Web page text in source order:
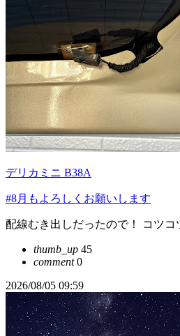
デリカミニ B38A
#8月もよろしくお願いします
配線むき出しだったので！ コツコ
thumb_up 45
comment0
2026/08/05 09:59